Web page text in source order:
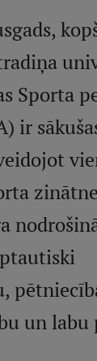
Sporta
ir
un labu